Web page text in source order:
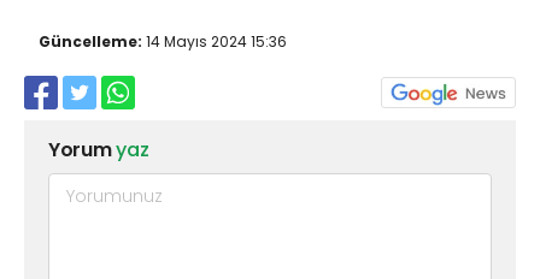
Güncelleme: 14 Mayıs 2024 15:36
Yorumyaz